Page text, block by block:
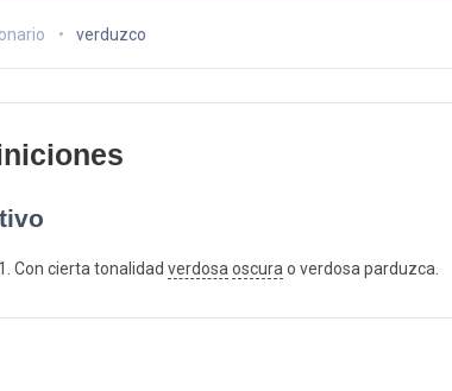
verduzco
Con cierta tonalidad verdosaoscurao verdosa parduzca.